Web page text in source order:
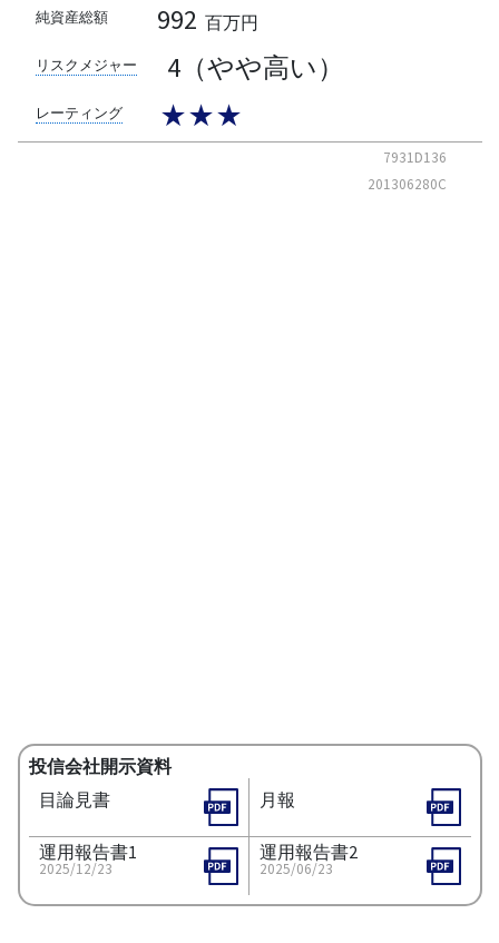
純資産総額 992 百万円
リスクメジャー 4（やや高い）
レーティング ★★★
7931D136
201306280C
投信会社開示資料
目論見書
月報
運用報告書1
2025/12/23
運用報告書2
2025/06/23